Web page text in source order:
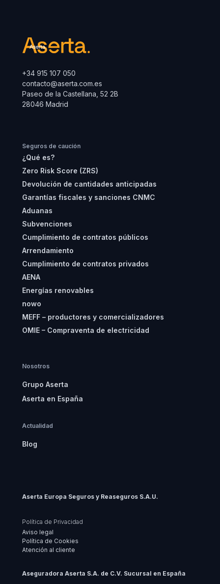
+34 915 107 050
contacto@aserta.com.es
Paseo de la Castellana, 52 2B
28046 Madrid
Seguros de caución
¿Qué es?
Zero Risk Score (ZRS)
Devolución de cantidades anticipadas
Garantías fiscales y sanciones CNMC
Aduanas
Subvenciones
Cumplimiento de contratos públicos
Arrendamiento
Cumplimiento de contratos privados
AENA
Energías renovables
nowo
MEFF – productores y comercializadores
OMIE – Compraventa de electricidad
Nosotros
Grupo Aserta
Aserta en España
Actualidad
Blog
Aserta Europa Seguros y Reaseguros S.A.U.
Política de Privacidad
Aviso legal
Política de Cookies
Atención al cliente
Aseguradora Aserta S.A. de C.V. Sucursal en España